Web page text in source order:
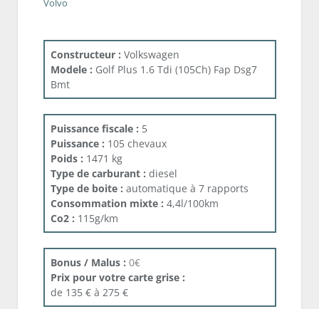
Volvo
Constructeur : Volkswagen
Modele : Golf Plus 1.6 Tdi (105Ch) Fap Dsg7
Bmt
Puissance fiscale : 5
Puissance : 105 chevaux
Poids : 1471 kg
Type de carburant : diesel
Type de boite : automatique à 7 rapports
Consommation mixte : 4,4l/100km
Co2 : 115g/km
Bonus / Malus : 0€
Prix pour votre carte grise :
de 135 € à 275 €